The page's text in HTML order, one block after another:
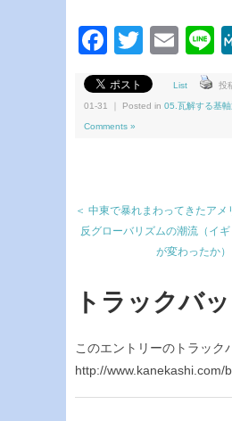
Twitter
List 投
01-31 ｜ Posted in 05.瓦解する基
Comments »
＜ 中東で暴れまわってきたアメ
反グローバリズムの潮流（イ
が変わったか）
トラックバ
このエントリーのトラック
http://